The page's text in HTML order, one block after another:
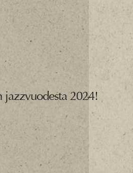
jazzvuodesta 2024!